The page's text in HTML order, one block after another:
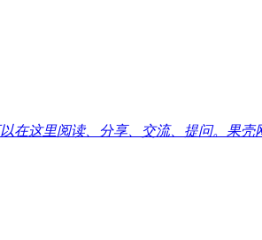
这里阅读、分享、交流、提问。果